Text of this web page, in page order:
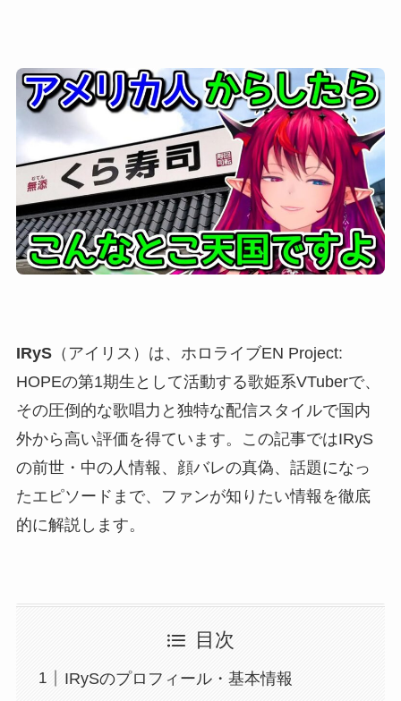
IRyS（アイリス）は、ホロライブEN Project:
HOPEの第1期生として活動する歌姫系VTuberで、
その圧倒的な歌唱力と独特な配信スタイルで国内
外から高い評価を得ています。この記事ではIRyS
の前世・中の人情報、顔バレの真偽、話題になっ
たエピソードまで、ファンが知りたい情報を徹底
的に解説します。
目次
IRySのプロフィール・基本情報